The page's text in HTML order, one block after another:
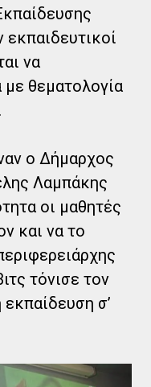
να
θεματολογία
ο Δήμαρχος
Λαμπάκης
οι μαθητές
και να το
τόνισε τον
σ’